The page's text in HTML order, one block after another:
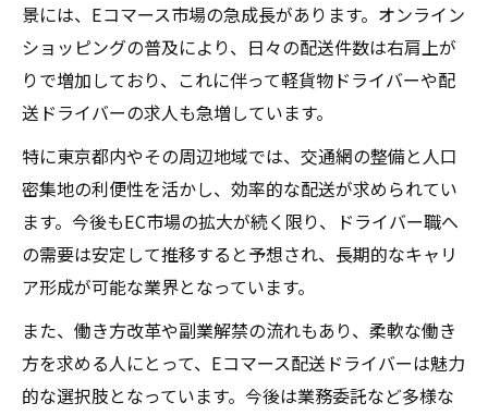
未経験からでも挑戦できるドライバーの魅力
未経験でも始めやすいドライバーの理由
ブランクOKな働き方で安心して挑戦
年齢や転職回数不問の柔軟な採用条件
ドライバー職で得られる新たな経験
普通免許のみで採用されるポイント解説
ドライバーとして安定収入を得るポイント集
出来高制で収入を安定させる秘訣
日払い・週払い制度の活用ポイント
業務委託契約で知っておくべき注意点
景には、Eコマース市場の急成長があります。オンライン
ショッピングの普及により、日々の配送件数は右肩上が
りで増加しており、これに伴って軽貨物ドライバーや配
送ドライバーの求人も急増しています。
特に東京都内やその周辺地域では、交通網の整備と人口
密集地の利便性を活かし、効率的な配送が求められてい
ます。今後もEC市場の拡大が続く限り、ドライバー職へ
の需要は安定して推移すると予想され、長期的なキャリ
ア形成が可能な業界となっています。
また、働き方改革や副業解禁の流れもあり、柔軟な働き
方を求める人にとって、Eコマース配送ドライバーは魅力
的な選択肢となっています。今後は業務委託など多様な